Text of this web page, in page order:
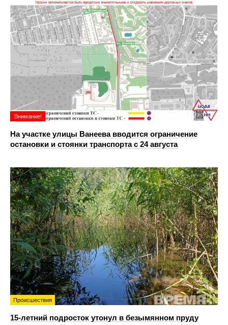
Внимание!
На участке улицы Ванеева вводится ограничение
остановки и стоянки транспорта с 24 августа
Происшествия
15-летний подросток утонул в безымянном пруду